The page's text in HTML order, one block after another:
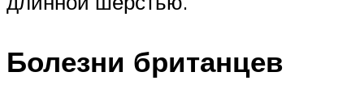
Болезни британцев